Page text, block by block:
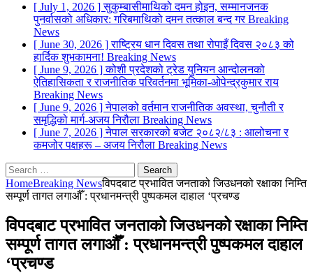
[ July 1, 2026 ]सुकुम्बासीमाथिको दमन होइन, सम्मानजनक
पुनर्वासको अधिकार: गरिबमाथिको दमन तत्काल बन्द गरBreaking
News
[ June 30, 2026 ]राष्ट्रिय धान दिवस तथा रोपाइँ दिवस २०८३ को
हार्दिक शुभकामना! Breaking News
[ June 9, 2026 ]कोशी प्रदेशको ट्रेड युनियन आन्दोलनको
ऐतिहासिकता र राजनीतिक परिवर्तनमा भूमिका-ओपेन्द्रकुमार राय
Breaking News
[ June 9, 2026 ]नेपालको वर्तमान राजनीतिक अवस्था, चुनौती र
समृद्धिको मार्ग-अजय निरौला Breaking News
[ June 7, 2026 ]नेपाल सरकारको बजेट २०८२/८३ : आलोचना र
कमजोर पक्षहरू – अजय निरौला Breaking News
Search
for:
HomeBreaking Newsविपदबाट प्रभावित जनताको जिउधनको रक्षाका निम्ति
सम्पूर्ण तागत लगाऔँ : प्रधानमन्त्री पुष्पकमल दाहाल ‘प्रचण्ड
विपदबाट प्रभावित जनताको जिउधनको रक्षाका निम्ति
सम्पूर्ण तागत लगाऔँ : प्रधानमन्त्री पुष्पकमल दाहाल
‘प्रचण्ड